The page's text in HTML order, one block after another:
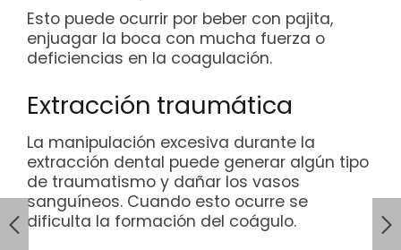
Esto puede ocurrir por beber con pajita,
enjuagar la boca con mucha fuerza o
deficiencias en la coagulación.
Extracción traumática
La manipulación excesiva durante la
extracción dental puede generar algún tipo
de traumatismo y dañar los vasos
sanguíneos. Cuando esto ocurre se
dificulta la formación del coágulo.